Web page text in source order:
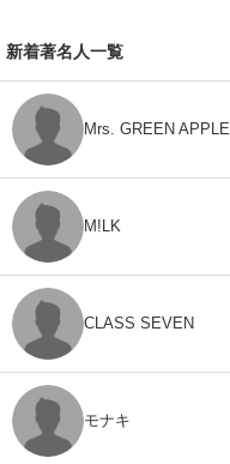
新着著名人一覧
Mrs. GREEN APPLE
M!LK
CLASS SEVEN
モナキ